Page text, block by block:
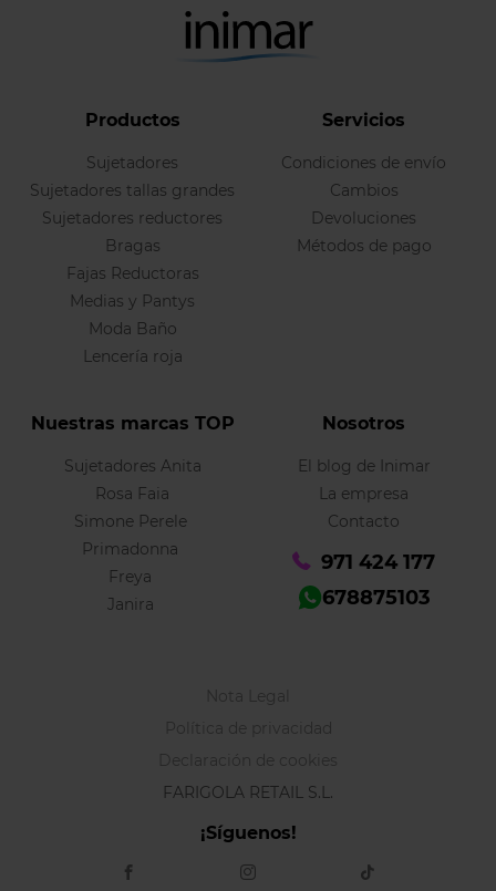
Productos
Sujetadores
Sujetadores tallas grandes
Sujetadores reductores
Bragas
Fajas Reductoras
Medias y Pantys
Moda Baño
Lencería roja
Servicios
Condiciones de envío
Cambios
Devoluciones
Métodos de pago
Nuestras marcas TOP
Sujetadores Anita
Rosa Faia
Simone Perele
Primadonna
Freya
Janira
Nosotros
El blog de Inimar
La empresa
Contacto
971 424 177
678875103
Nota Legal
Política de privacidad
Declaración de cookies
FARIGOLA RETAIL S.L.
¡Síguenos!